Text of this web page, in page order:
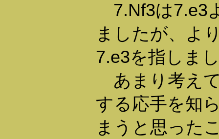
7.Nf3は7.e3
ましたが、よ
7.e3を指しま
あまり考え
する応手を知
まうと思った